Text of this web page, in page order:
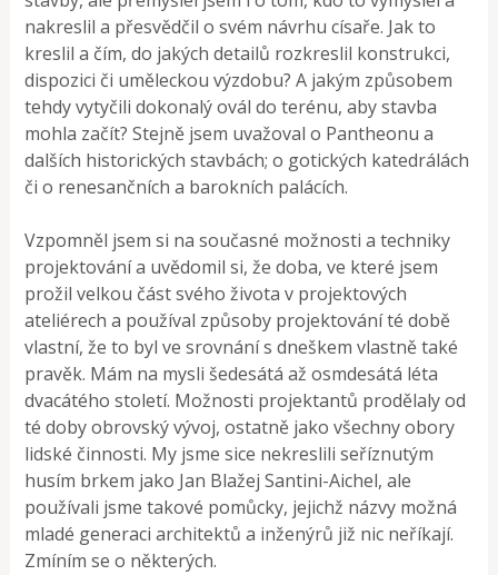
nakreslil a přesvědčil o svém návrhu císaře. Jak to
kreslil a čím, do jakých detailů rozkreslil konstrukci,
dispozici či uměleckou výzdobu? A jakým způsobem
tehdy vytyčili dokonalý ovál do terénu, aby stavba
mohla začít? Stejně jsem uvažoval o Pantheonu a
dalších historických stavbách; o gotických katedrálách
či o renesančních a barokních palácích.
Vzpomněl jsem si na současné možnosti a techniky
projektování a uvědomil si, že doba, ve které jsem
prožil velkou část svého života v projektových
ateliérech a používal způsoby projektování té době
vlastní, že to byl ve srovnání s dneškem vlastně také
pravěk. Mám na mysli šedesátá až osmdesátá léta
dvacátého století. Možnosti projektantů prodělaly od
té doby obrovský vývoj, ostatně jako všechny obory
lidské činnosti. My jsme sice nekreslili seříznutým
husím brkem jako Jan Blažej Santini-Aichel, ale
používali jsme takové pomůcky, jejichž názvy možná
mladé generaci architektů a inženýrů již nic neříkají.
Zmíním se o některých.